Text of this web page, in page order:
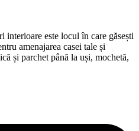
este locul în care găsești
amenajarea casei tale și
și parchet până la uși, mochetă,